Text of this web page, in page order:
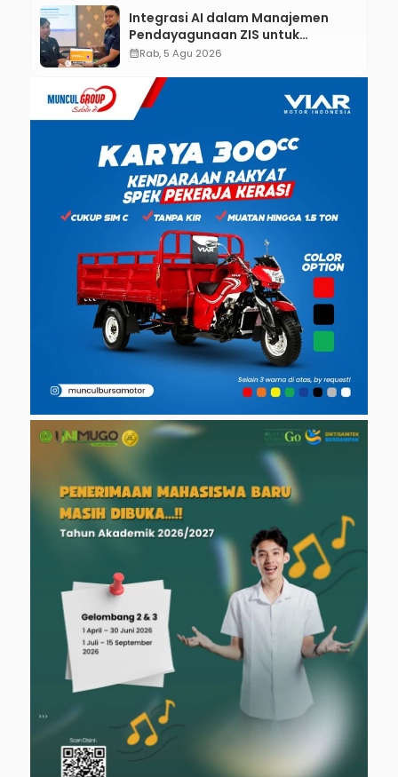
Integrasi AI dalam Manajemen
Pendayagunaan ZIS untuk
Mendukung Realisasi IKAL
calendar_monthRab, 5 Agu 2026